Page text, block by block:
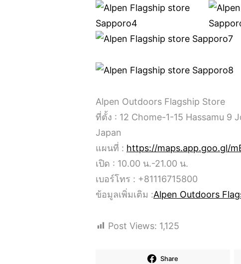
Alpen Outdoors Flagship Store
ที่ตั้ง : 12 Chome-1-15 Hassamu 9
Japan
แผนที่ : https://maps.app.goo.gl/
เปิด : 10.00 น.-21.00 น.
เบอร์โทร : +81116715800
ข้อมูลเพิ่มเติม :Alpen Outdoors
Post Views: 1,125
Share